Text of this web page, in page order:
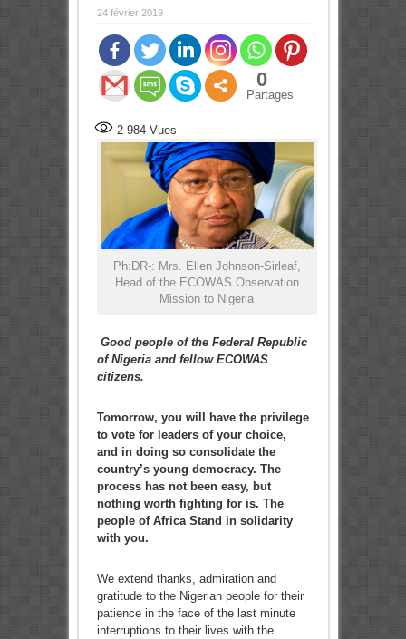
24 février 2019
0
Partages
2 984Vues
Ph:DR-: Mrs. Ellen Johnson-Sirleaf,
Head of the ECOWAS Observation
Mission to Nigeria
Good people of the Federal Republic
of Nigeria and fellow ECOWAS
citizens.
Tomorrow, you will have the privilege
to vote for leaders of your choice,
and in doing so consolidate the
country’s young democracy. The
process has not been easy, but
nothing worth fighting for is. The
people of Africa Stand in solidarity
with you.
We extend thanks, admiration and
gratitude to the Nigerian people for their
patience in the face of the last minute
interruptions to their lives with the